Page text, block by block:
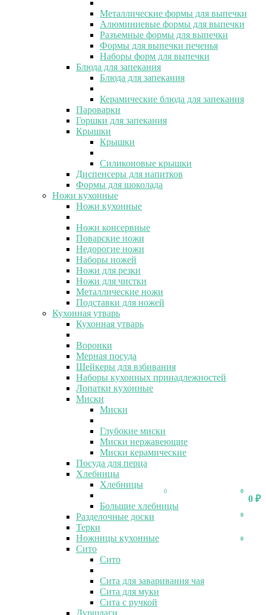
0
0 ₽
0
0
0
Металлические формы для выпечки
Алюминиевые формы для выпечки
Разъемные формы для выпечки
Формы для выпечки печенья
Наборы форм для выпечки
Блюда для запекания
Блюда для запекания
Керамические блюда для запекания
Пароварки
Горшки для запекания
Крышки
Крышки
Силиконовые крышки
Диспенсеры для напитков
Формы для шоколада
Ножи кухонные
Ножи кухонные
Ножи консервные
Поварские ножи
Недорогие ножи
Наборы ножей
Ножи для резки
Ножи для чистки
Металлические ножи
Подставки для ножей
Кухонная утварь
Кухонная утварь
Воронки
Мерная посуда
Шейкеры для взбивания
Наборы кухонных принадлежностей
Лопатки кухонные
Миски
Миски
Глубокие миски
Миски нержавеющие
Миски керамические
Посуда для перца
Хлебницы
Хлебницы
Большие хлебницы
Разделочные доски
Терки
Ножницы кухонные
Сито
Сито
Сита для заваривания чая
Сита для муки
Сита с ручкой
Дуршлаги